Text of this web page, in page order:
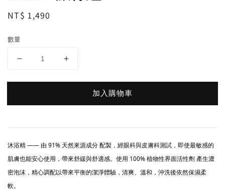
Regular
NT$ 1,490
數量
加入購物車
沐浴精 —— 由 91% 天然來源成分 配製，經眼科與皮膚科測試，即使最敏感的
肌膚也能安心使用，帶來舒緩與舒適感。使用 100% 植物性界面活性劑 產生濃
密泡沫，精心調配以帶來平衡的潔淨體驗，清爽、溫和，沖洗後依然保濕柔
軟。